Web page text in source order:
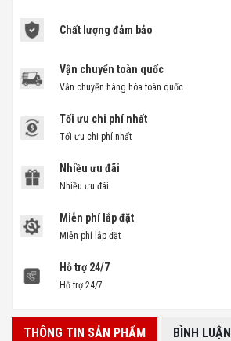
Chất lượng đảm bảo
Vận chuyển toàn quốc
Vận chuyển hàng hóa toàn quốc
Tối ưu chi phí nhất
Tối ưu chi phí nhất
Nhiều ưu đãi
Nhiều ưu đãi
Miễn phí lắp đặt
Miễn phí lắp đặt
Hỗ trợ 24/7
Hỗ trợ 24/7
THÔNG TIN SẢN PHẨM BÌNH LUẬN